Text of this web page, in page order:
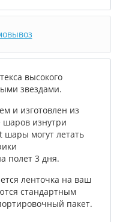
высокого
звездами.
и изготовлен из
шаров изнутри
шары могут летать
полет 3 дня.
ленточка на ваш
стандартным
пакет.